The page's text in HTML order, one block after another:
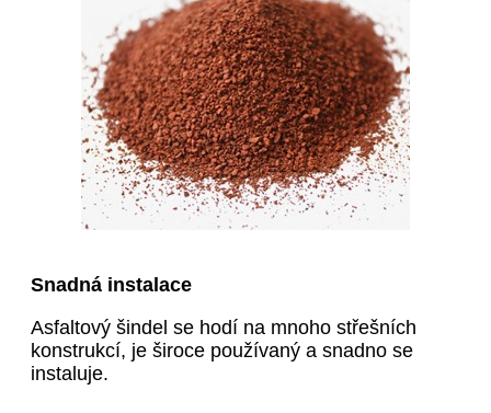
Snadná instalace
Asfaltový šindel se hodí na mnoho střešních
konstrukcí, je široce používaný a snadno se
instaluje.